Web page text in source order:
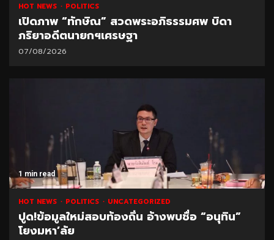
HOT NEWS POLITICS
เปิดภาพ “ทักษิณ” สวดพระอภิธรรมศพ บิดา
ภริยาอดีตนายกฯเศรษฐา
07/08/2026
1 min read
HOT NEWS POLITICS UNCATEGORIZED
ปูด!ข้อมูลใหม่สอบท้องถิ่น อ้างพบชื่อ “อนุทิน”
โยงมหา’ลัย